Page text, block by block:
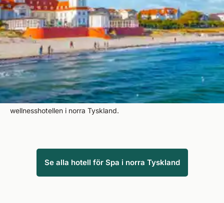
Spa-semester mellan Nordsjön och Östersjön
En semester på ett spa i norra Tyskland innebär avkoppling
och rekreation i en lugn atmosfär, långt borta från vardagens
stress. Kilometerlånga sandstränder, den ibland imponerande
kuststrukturen med klippor och bergsklippor vid havet eller
vidsträckta landskap som Lüneburgheden och Mecklenburgs
sjölandskap - naturälskare får valuta för pengarna på
wellnesshotellen i norra Tyskland.
Se alla hotell för Spa i norra Tyskland